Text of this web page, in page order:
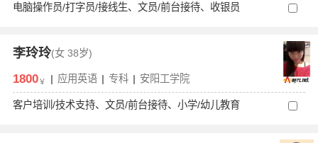
电脑操作员/打字员/接线生、文员/前台接待、收银员
李玲玲(女 38岁)
1800￥ | 应用英语 | 专科 | 安阳工学院
客户培训/技术支持、文员/前台接待、小学/幼儿教育